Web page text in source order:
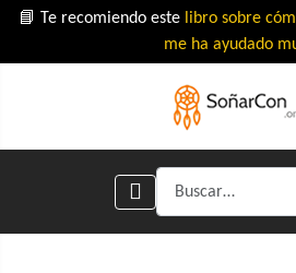
📘 Te recomiendo este libro sobre
me ha ayudado
Buscar